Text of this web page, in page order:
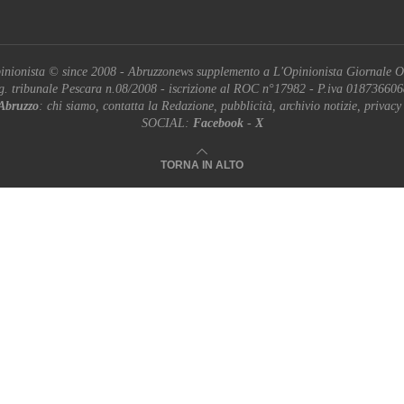
© since 2008 - Abruzzonews supplemento a L'Opinionista Giornale
tribunale Pescara n.08/2008 - iscrizione al ROC n°17982 - P.iva
: chi siamo, contatta la Redazione, pubblicità, archivio notizie, privacy
SOCIAL: Facebook- X
TORNA IN ALTO